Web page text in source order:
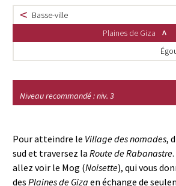
Basse-ville
Plaines de Giza
Niveau recommandé : niv. 3
Pour atteindre le Village des nomades,
sud et traversez la Route de Rabanastre
allez voir le Mog (Noisette), qui vous
des Plaines de Giza en échange de